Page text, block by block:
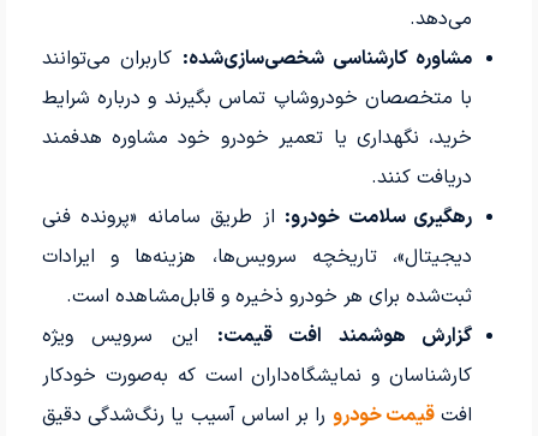
می‌دهد.
مشاوره کارشناسی شخصی‌سازی‌شده: کاربران می‌توانند
با متخصصان خودروشاپ تماس بگیرند و درباره شرایط
خرید، نگهداری یا تعمیر خودرو خود مشاوره هدفمند
دریافت کنند.
رهگیری سلامت خودرو: از طریق سامانه «پرونده فنی
دیجیتال»، تاریخچه سرویس‌ها، هزینه‌ها و ایرادات
ثبت‌شده برای هر خودرو ذخیره و قابل‌مشاهده است.
گزارش هوشمند افت قیمت: این سرویس ویژه
کارشناسان و نمایشگاه‌داران است که به‌صورت خودکار
افتقیمت خودرو را بر اساس آسیب یا رنگ‌شدگی دقیق